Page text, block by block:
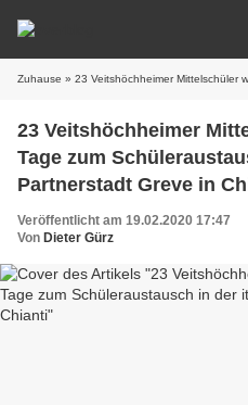
Zuhause » 23 Veitshöchheimer Mittelschüler weilten fünf Tage
23 Veitshöchheimer
Tage zum
Partnerstadt Greve in
Veröffentlicht am 19.02.2020 17:47
Von Dieter Gürz